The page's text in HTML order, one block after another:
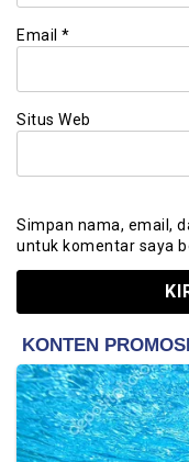
Email *
Situs Web
Simpan nama, email,
untuk komentar saya